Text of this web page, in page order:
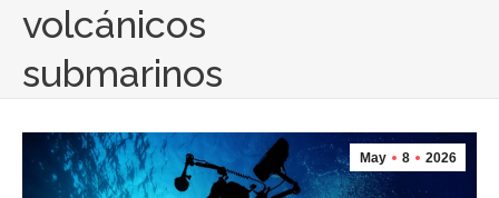
volcánicos
submarinos
May 8 2026